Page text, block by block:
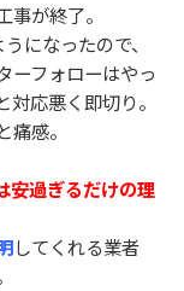
が終了。
になったので、
ーフォローはやっ
応悪く即切り。
感。
安過ぎるだけの理
してくれる業者